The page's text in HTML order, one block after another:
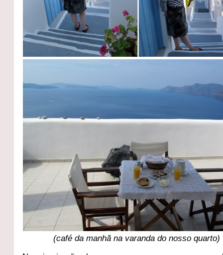
(café da manhã na varanda do nosso quarto)